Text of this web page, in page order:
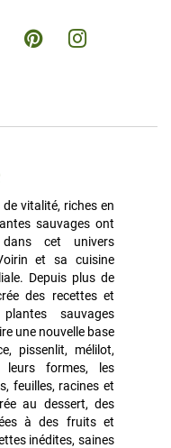
vitalité, riches en
sauvages ont
cet univers
et sa cuisine
Depuis plus de
des recettes et
sauvages
une nouvelle base
pissenlit, mélilot,
leurs formes, les
feuilles, racines et
au dessert, des
à des fruits et
inédites, saines